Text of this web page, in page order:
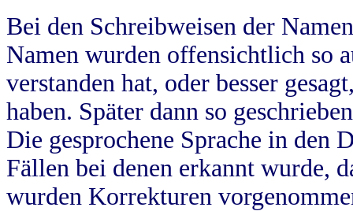
Bei den Schreibweisen der
Namen wurden offensichtlich so
verstanden hat, oder besser
haben. Später dann so
Die gesprochene Sprache in
Fällen bei denen erkannt wurde,
wurden Korrekturen